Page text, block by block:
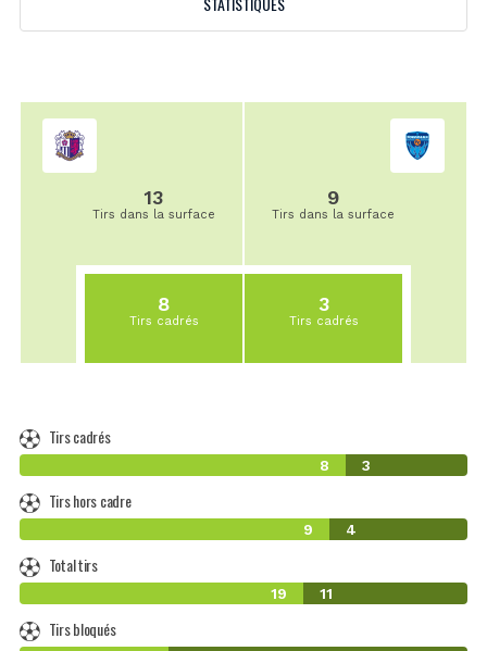
13
Tirs dans la surface
8
Tirs cadrés
9
Tirs dans la surface
3
Tirs cadrés
Tirs cadrés
8 3
Tirs hors cadre
9 4
Total tirs
19 11
Tirs bloqués